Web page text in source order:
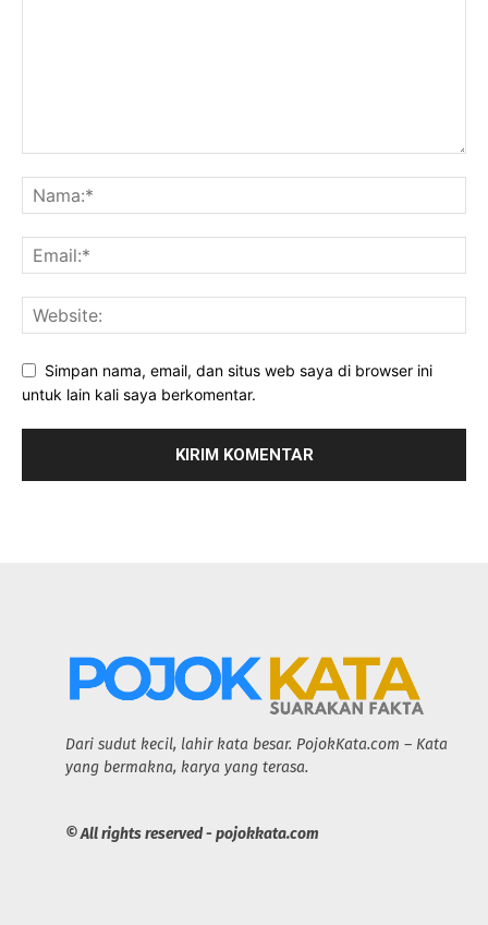
Simpan nama, email, dan situs web saya di browser ini
untuk lain kali saya berkomentar.
Dari sudut kecil, lahir kata besar. PojokKata.com – Kata
yang bermakna, karya yang terasa.
© All rights reserved - pojokkata.com